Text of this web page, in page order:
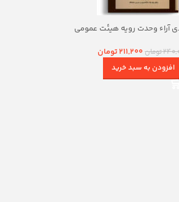
آراء وحدت رویه هیئت عمومی
تومان211,200تومان
افزودن به سبد خرید